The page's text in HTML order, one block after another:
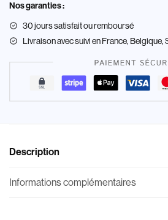
Nos garanties :
30 jours satisfait ou remboursé
Livraisonavec suivi en France, Belgique,
Description
Informations complémentaires